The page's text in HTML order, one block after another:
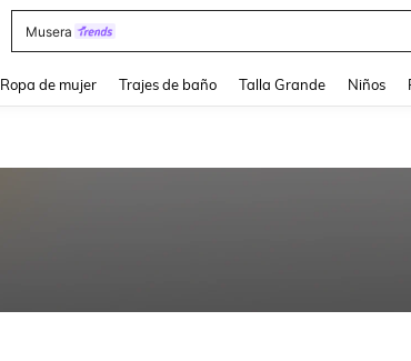
Musera
Ropa de mujer Trajes de baño Talla Grande Niños